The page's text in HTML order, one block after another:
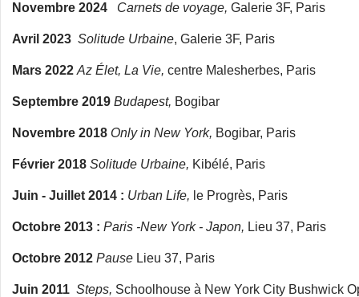
Novembre 2024 Carnets de voyage, Galerie 3F, Paris
Avril 2023 Solitude Urbaine, Galerie 3F, Paris
Mars 2022 Az Élet, La Vie, centre Malesherbes, Paris
Septembre 2019 Budapest, Bogibar
Novembre 2018 Only in New York, Bogibar, Paris
Février 2018 Solitude Urbaine, Kibélé, Paris
Juin - Juillet 2014 : Urban Life, le Progrès, Paris
Octobre 2013 : Paris -New York - Japon, Lieu 37, Paris
Octobre 2012 Pause Lieu 37, Paris
Juin 2011 Steps, Schoolhouse à New York City Bushwick